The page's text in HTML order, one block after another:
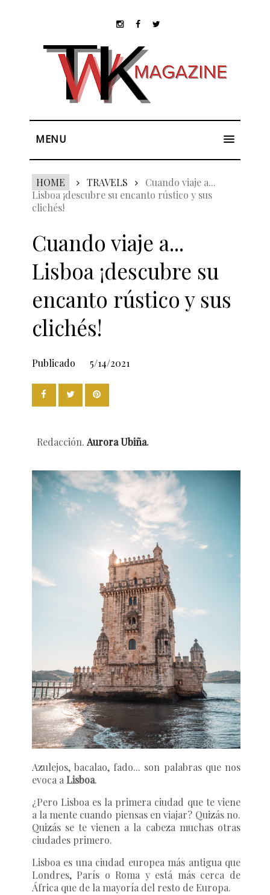
MENU
HOME TRAVELS
Cuando viaje a...
Lisboa ¡descubre su encanto rústico y sus
clichés!
Cuando viaje a...
Lisboa ¡descubre su
encanto rústico y sus
clichés!
Publicado 5/14/2021
Redacción. Aurora Ubiña.
Azulejos, bacalao, fado... son palabras que nos
evoca a Lisboa.
¿Pero Lisboa es la primera ciudad que te viene
a la mente cuando piensas en viajar? Quizás no.
Quizás se te vienen a la cabeza muchas otras
ciudades primero.
Lisboa es una ciudad europea más antigua que
Londres, París o Roma y está más cerca de
África que de la mayoría del resto de Europa.